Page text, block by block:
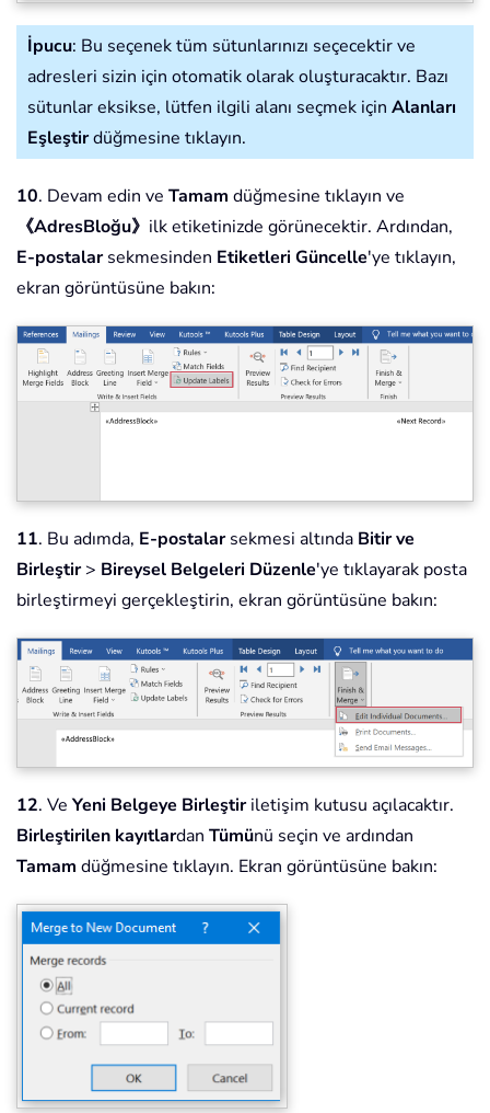
İpucu: Bu seçenek tüm sütunlarınızı seçecektir ve
adresleri sizin için otomatik olarak oluşturacaktır. Bazı
sütunlar eksikse, lütfen ilgili alanı seçmek için Alanları
Eşleştirdüğmesine tıklayın.
10. Devam edin ve Tamam düğmesine tıklayın ve
《AdresBloğu》 ilk etiketinizde görünecektir. Ardından,
E-postalarsekmesinden Etiketleri Güncelle'ye tıklayın,
ekran görüntüsüne bakın:
11. Bu adımda, E-postalarsekmesi altında Bitir ve
Birleştir> Bireysel Belgeleri Düzenle'ye tıklayarak posta
birleştirmeyi gerçekleştirin, ekran görüntüsüne bakın:
12. Ve Yeni Belgeye Birleştiriletişim kutusu açılacaktır.
Birleştirilen kayıtlardan Tümünü seçin ve ardından
Tamam düğmesine tıklayın. Ekran görüntüsüne bakın: